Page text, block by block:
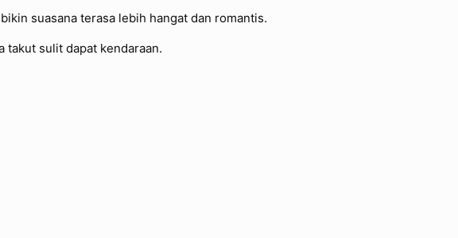
suasana terasa lebih hangat dan romantis.
takut sulit dapat kendaraan.